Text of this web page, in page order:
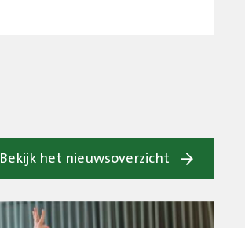
Bekijk het nieuwsoverzicht